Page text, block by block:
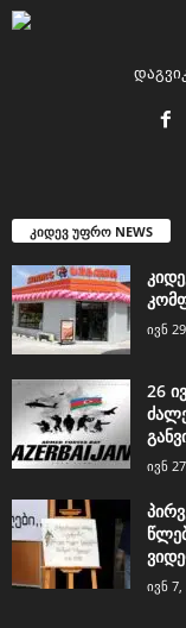
კიდევ უფრო NEWS
ივნ
26
ივნ
ივნ 7,